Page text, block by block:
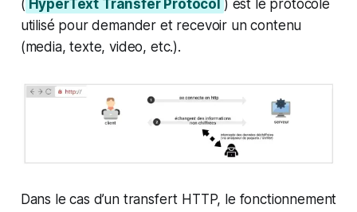
( HyperText Transfer Protocol ) est le protocole
utilisé pour demander et recevoir un contenu
(media, texte, video, etc.).
Dans le cas d’un transfert HTTP, le fonctionnement